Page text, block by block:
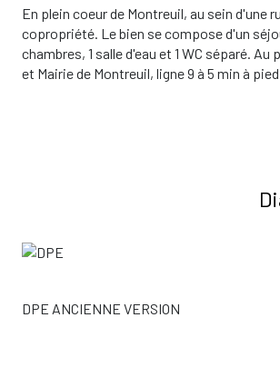
En plein coeur de Montreuil, au sein
copropriété. Le bien se compose d'un
chambres, 1 salle d'eau et 1 WC séparé.
et Mairie de Montreuil, ligne 9 à 5 min à
DPE ANCIENNE VERSION